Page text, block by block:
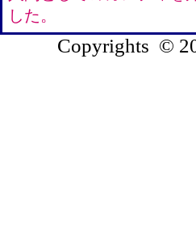
した。
Copyrights ©